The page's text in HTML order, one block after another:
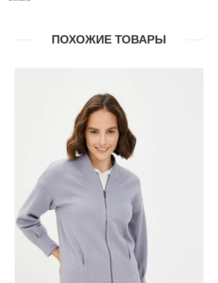
ПОХОЖИЕ ТОВАРЫ